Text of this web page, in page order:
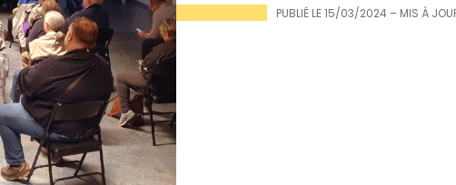
PUBLIÉ LE15/03/2024 – MIS À